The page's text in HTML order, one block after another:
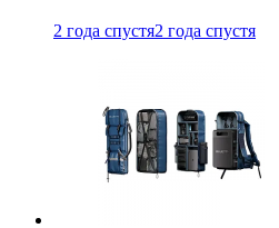
2 года спустя2 года спустя